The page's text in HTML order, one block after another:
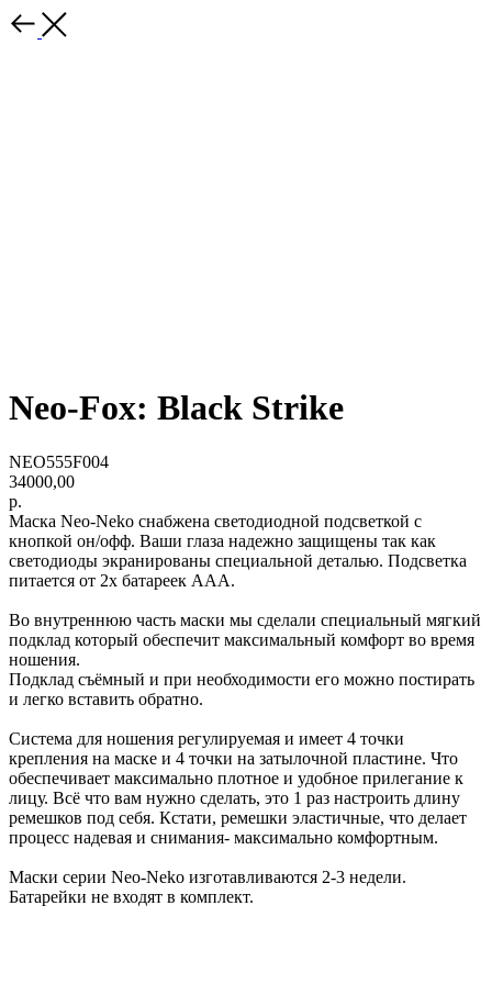
Neo-Fox: Black Strike
NEO555F004
34000,00
р.
Маска Neo-Neko снабжена светодиодной подсветкой с
кнопкой он/офф. Ваши глаза надежно защищены так как
светодиоды экранированы специальной деталью. Подсветка
питается от 2х батареек ААА.
Во внутреннюю часть маски мы сделали специальный мягкий
подклад который обеспечит максимальный комфорт во время
ношения.
Подклад съёмный и при необходимости его можно постирать
и легко вставить обратно.
Система для ношения регулируемая и имеет 4 точки
крепления на маске и 4 точки на затылочной пластине. Что
обеспечивает максимально плотное и удобное прилегание к
лицу. Всё что вам нужно сделать, это 1 раз настроить длину
ремешков под себя. Кстати, ремешки эластичные, что делает
процесс надевая и снимания- максимально комфортным.
Маски серии Neo-Neko изготавливаются 2-3 недели.
Батарейки не входят в комплект.